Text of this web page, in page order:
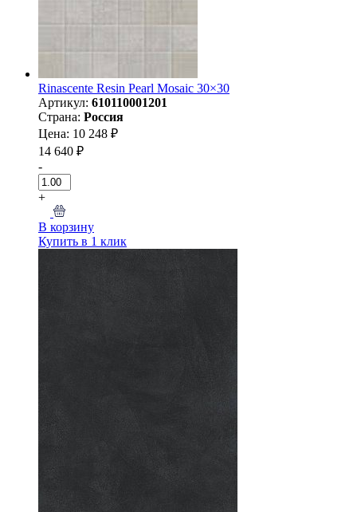
Rinascente Resin Pearl Mosaic 30×30
Артикул: 610110001201
Страна: Россия
Цена: 10 248 ₽
14 640 ₽
-
+
В корзину
Купить в 1 клик